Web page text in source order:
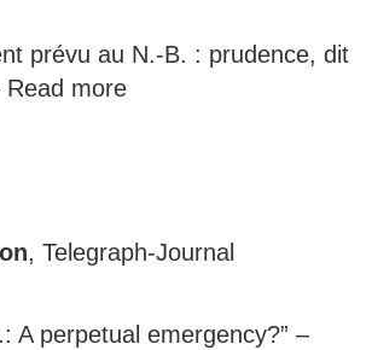
prévu au N.-B. : prudence, dit
Read more
, Telegraph-Journal
A perpetual emergency?” –